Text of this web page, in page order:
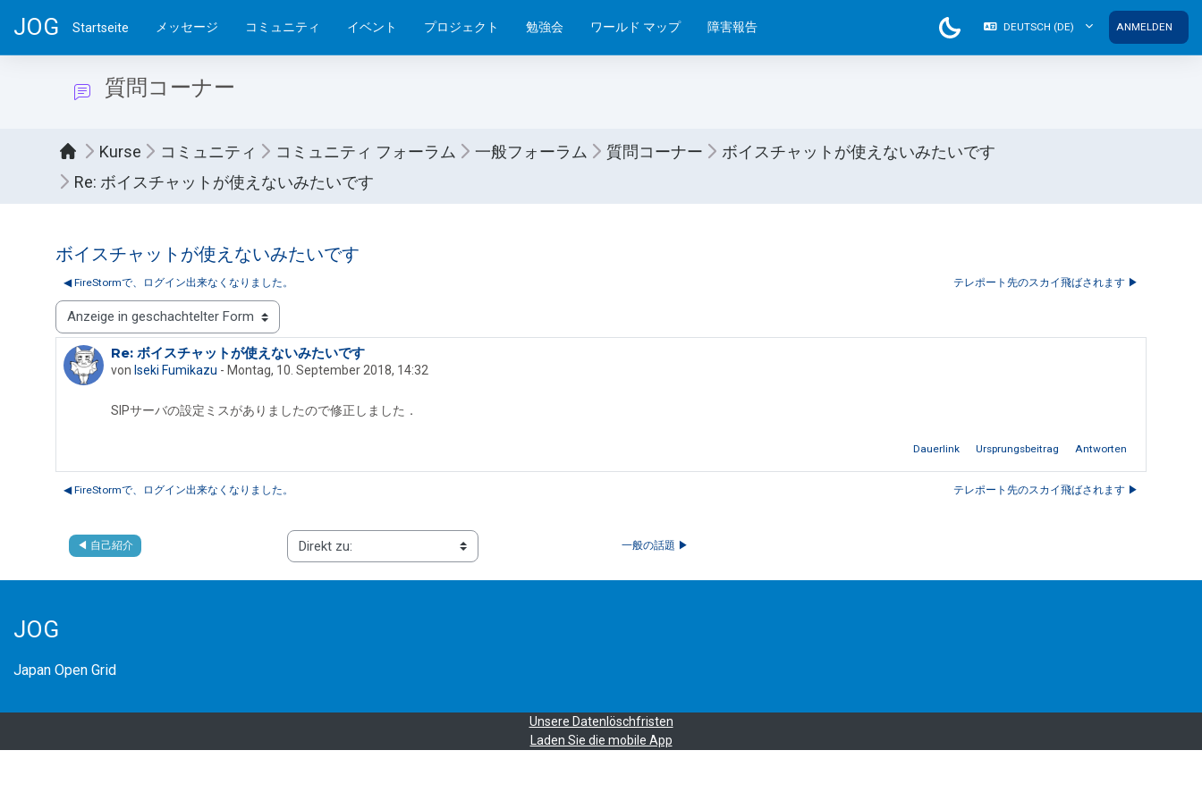
JOG Startseite メッセージ コミュニティ イベント プロジェクト 勉強会 ワールド マップ 障害報告 DEUTSCH ‎(DE)‎ ANMELDEN
質問コーナー
Kurse コミュニティ コミュニティ フォーラム 一般フォーラム 質問コーナー
ボイスチャットが使えないみたいです
Re: ボイスチャットが使えないみたいです
ボイスチャットが使えないみたいです
◀︎ FireStormで、ログイン出来なくなりました。 テレポート先のスカイ飛ばされます ▶︎
Anzeigemodus
Re: ボイスチャットが使えないみたいです
von Iseki Fumikazu - Montag, 10. September 2018, 14:32
Anzahl Antworten: 0
SIPサーバの設定ミスがありましたので修正しました．
Dauerlink Ursprungsbeitrag Antworten
◀︎ FireStormで、ログイン出来なくなりました。 テレポート先のスカイ飛ばされます ▶︎
◀︎ 自己紹介
Direkt zu:
一般の話題 ▶︎
JOG
Japan Open Grid
Unsere Datenlöschfristen
Laden Sie die mobile App